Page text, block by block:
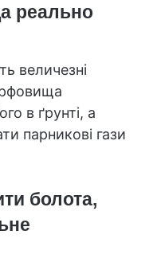
реально
величезні
в ґрунті, а
парникові гази
болота,